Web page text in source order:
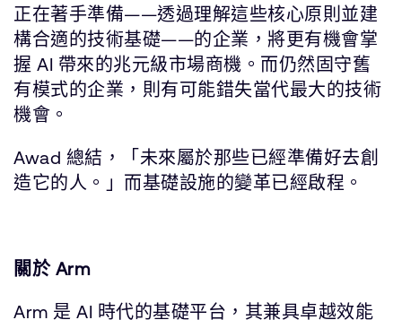
正在著手準備——透過理解這些核心原則並建
構合適的技術基礎——的企業，將更有機會掌
握 AI 帶來的兆元級市場商機。而仍然固守舊
有模式的企業，則有可能錯失當代最大的技術
機會。
Awad 總結，「未來屬於那些已經準備好去創
造它的人。」而基礎設施的變革已經啟程。
關於 Arm
Arm 是 AI 時代的基礎平台，其兼具卓越效能